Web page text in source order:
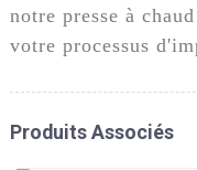
notre presse à
votre processus
Produits Associés